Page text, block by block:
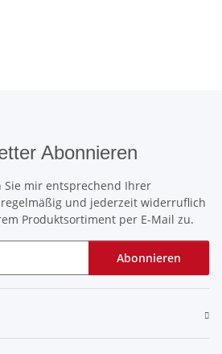
Abonnieren
Sie mir entsprechend Ihrer
regelmäßig und jederzeit widerruflich
Produktsortiment per E-Mail zu.
Abonnieren